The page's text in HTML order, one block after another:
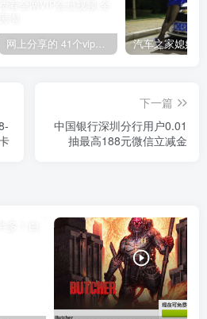
网上分享的 41个vip解析接口 有需要的拿去~ 免费看全网VIP会员视频
卡
下一篇
中国银行深圳分行用户0.01
抽最高188元微信立减金